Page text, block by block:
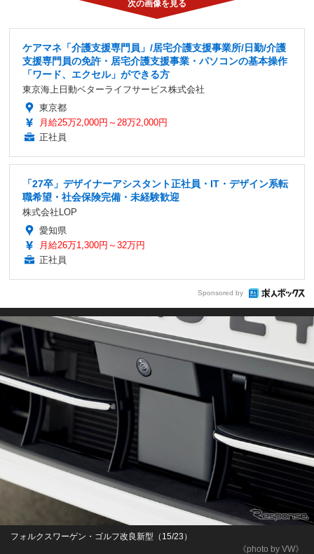
ケアマネ「介護支援専門員」/居宅介護支援事業所/日勤/介護
支援専門員の免許・居宅介護支援事業・パソコンの基本操作
「ワード、エクセル」ができる方
東京海上日動ベターライフサービス株式会社
東京都
月給25万2,000円～28万2,000円
正社員
「27卒」デザイナーアシスタント正社員・IT・デザイン系転
職希望・社会保険完備・未経験歓迎
株式会社LOP
愛知県
月給26万1,300円～32万円
正社員
Sponsored by
《photo by VW》
フォルクスワーゲン・ゴルフ改良新型（15/23）